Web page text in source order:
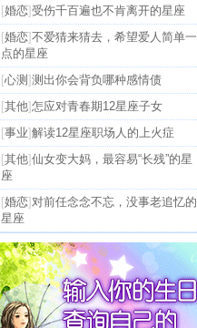
[婚恋]受伤千百遍也不肯离开的星座
[婚恋]不爱猜来猜去，希望爱人简单一
点的星座
[心测 ]测出你会背负哪种感情债
[其他]怎应对青春期12星座子女
[事业]解读12星座职场人的上火症
[其他]仙女变大妈，最容易“长残”的星
座
[婚恋]对前任念念不忘，没事老追忆的
星座